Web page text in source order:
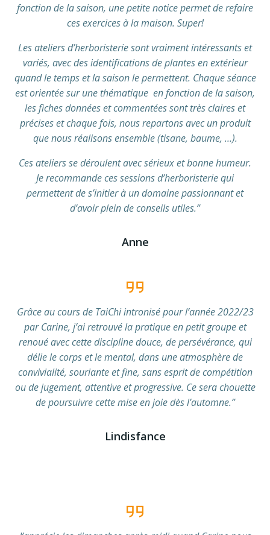
fonction de la saison, une petite notice permet de refaire
ces exercices à la maison. Super!
Les ateliers d’herboristerie sont vraiment intéressants et
variés, avec des identifications de plantes en extérieur
quand le temps et la saison le permettent. Chaque séance
est orientée sur une thématique en fonction de la saison,
les fiches données et commentées sont très claires et
précises et chaque fois, nous repartons avec un produit
que nous réalisons ensemble (tisane, baume, …).
Ces ateliers se déroulent avec sérieux et bonne humeur.
Je recommande ces sessions d’herboristerie qui
permettent de s’initier à un domaine passionnant et
d’avoir plein de conseils utiles.”
Anne
Grâce au cours de TaiChi intronisé pour l’année 2022/23
par Carine, j’ai retrouvé la pratique en petit groupe et
renoué avec cette discipline douce, de persévérance, qui
délie le corps et le mental, dans une atmosphère de
convivialité, souriante et fine, sans esprit de compétition
ou de jugement, attentive et progressive. Ce sera chouette
de poursuivre cette mise en joie dès l’automne.”
Lindisfance